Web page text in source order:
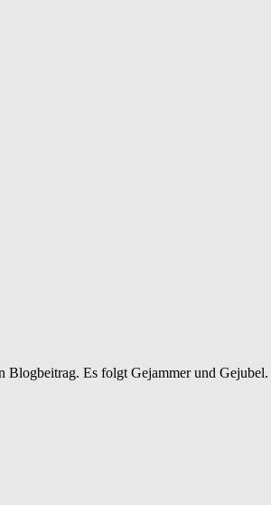
Blogbeitrag. Es folgt Gejammer und Gejubel.